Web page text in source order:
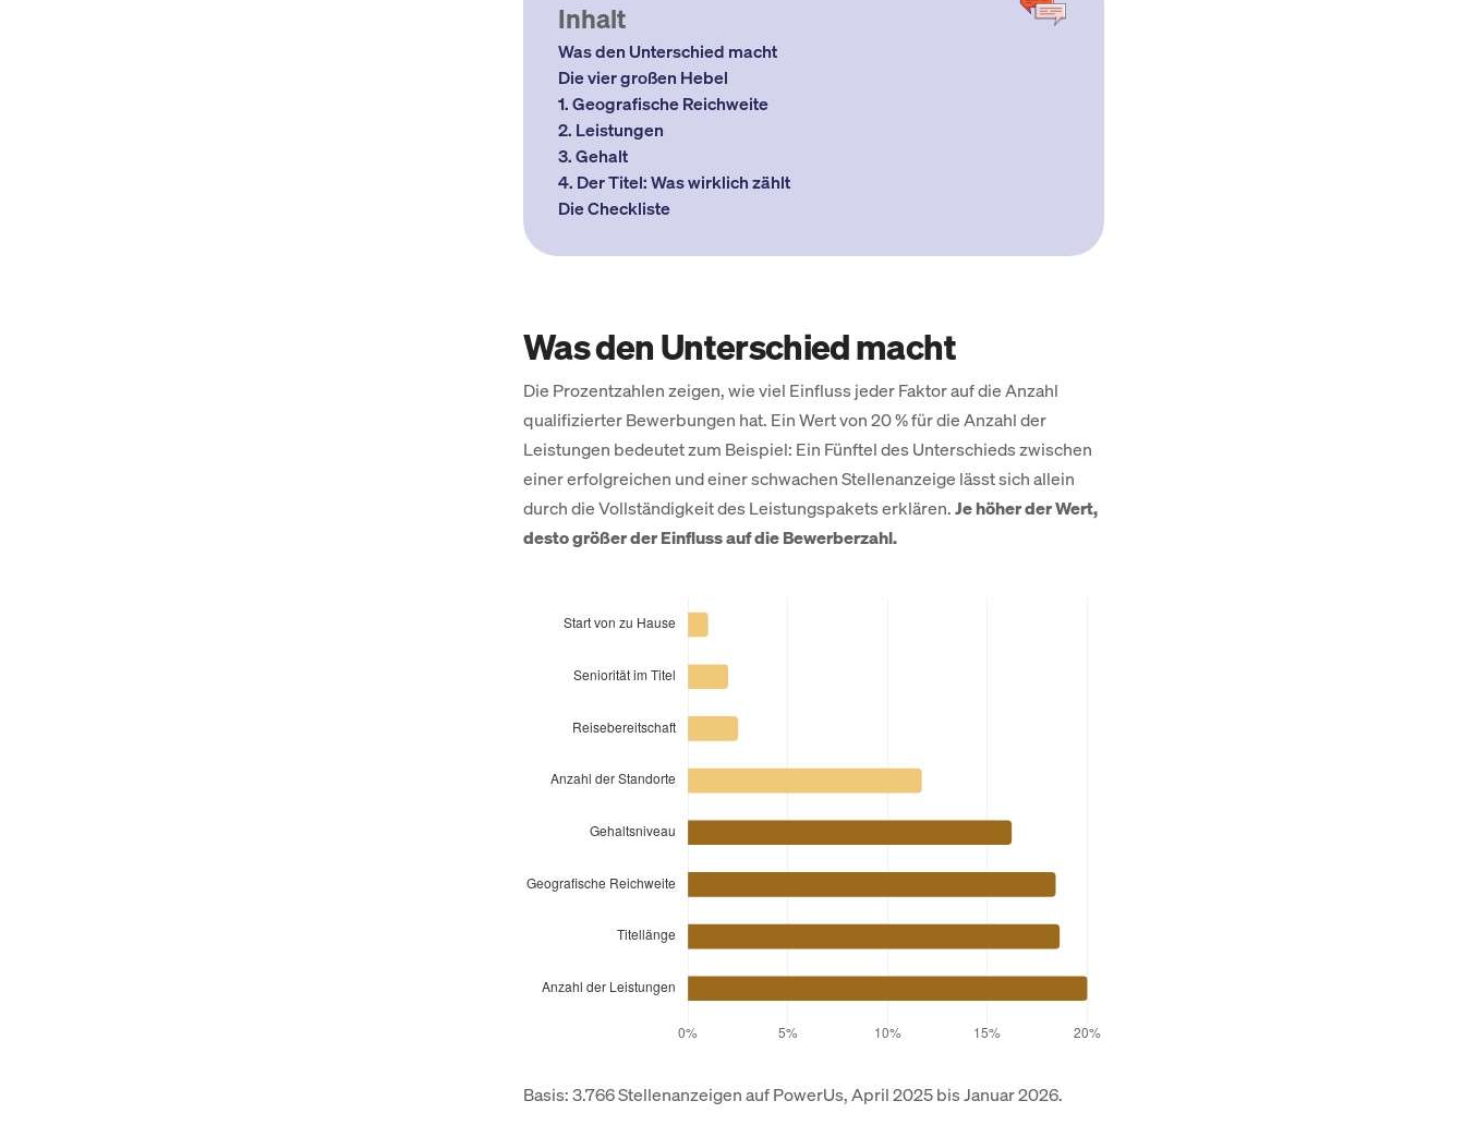
Inhalt
Was den Unterschied macht
Die vier großen Hebel
1. Geografische Reichweite
2. Leistungen
3. Gehalt
4. Der Titel: Was wirklich zählt
Die Checkliste
Was den Unterschied macht
Die Prozentzahlen zeigen, wie viel Einfluss jeder Faktor auf die Anzahl
qualifizierter Bewerbungen hat. Ein Wert von 20 % für die Anzahl der
Leistungen bedeutet zum Beispiel: Ein Fünftel des Unterschieds zwischen
einer erfolgreichen und einer schwachen Stellenanzeige lässt sich allein
durch die Vollständigkeit des Leistungspakets erklären.Je höher der Wert,
desto größer der Einfluss auf die Bewerberzahl.
Basis: 3.766 Stellenanzeigen auf PowerUs, April 2025 bis Januar 2026.